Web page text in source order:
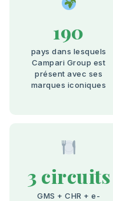
190
pays dans lesquels
Campari Group est
présent avec ses
marques iconiques
3 circuits
GMS + CHR + e-